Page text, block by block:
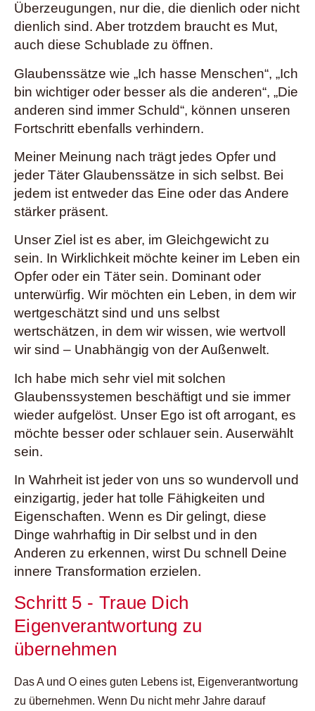
Überzeugungen, nur die, die dienlich oder nicht
dienlich sind. Aber trotzdem braucht es Mut,
auch diese Schublade zu öffnen.
Glaubenssätze wie „Ich hasse Menschen“, „Ich
bin wichtiger oder besser als die anderen“, „Die
anderen sind immer Schuld“, können unseren
Fortschritt ebenfalls verhindern.
Meiner Meinung nach trägt jedes Opfer und
jeder Täter Glaubenssätze in sich selbst. Bei
jedem ist entweder das Eine oder das Andere
stärker präsent.
Unser Ziel ist es aber, im Gleichgewicht zu
sein. In Wirklichkeit möchte keiner im Leben ein
Opfer oder ein Täter sein. Dominant oder
unterwürfig. Wir möchten ein Leben, in dem wir
wertgeschätzt sind und uns selbst
wertschätzen, in dem wir wissen, wie wertvoll
wir sind – Unabhängig von der Außenwelt.
Ich habe mich sehr viel mit solchen
Glaubenssystemen beschäftigt und sie immer
wieder aufgelöst. Unser Ego ist oft arrogant, es
möchte besser oder schlauer sein. Auserwählt
sein.
In Wahrheit ist jeder von uns so wundervoll und
einzigartig, jeder hat tolle Fähigkeiten und
Eigenschaften. Wenn es Dir gelingt, diese
Dinge wahrhaftig in Dir selbst und in den
Anderen zu erkennen, wirst Du schnell Deine
innere Transformation erzielen.
Schritt 5 - Traue Dich
Eigenverantwortung zu
übernehmen
Das A und O eines guten Lebens ist, Eigenverantwortung
zu übernehmen. Wenn Du nicht mehr Jahre darauf